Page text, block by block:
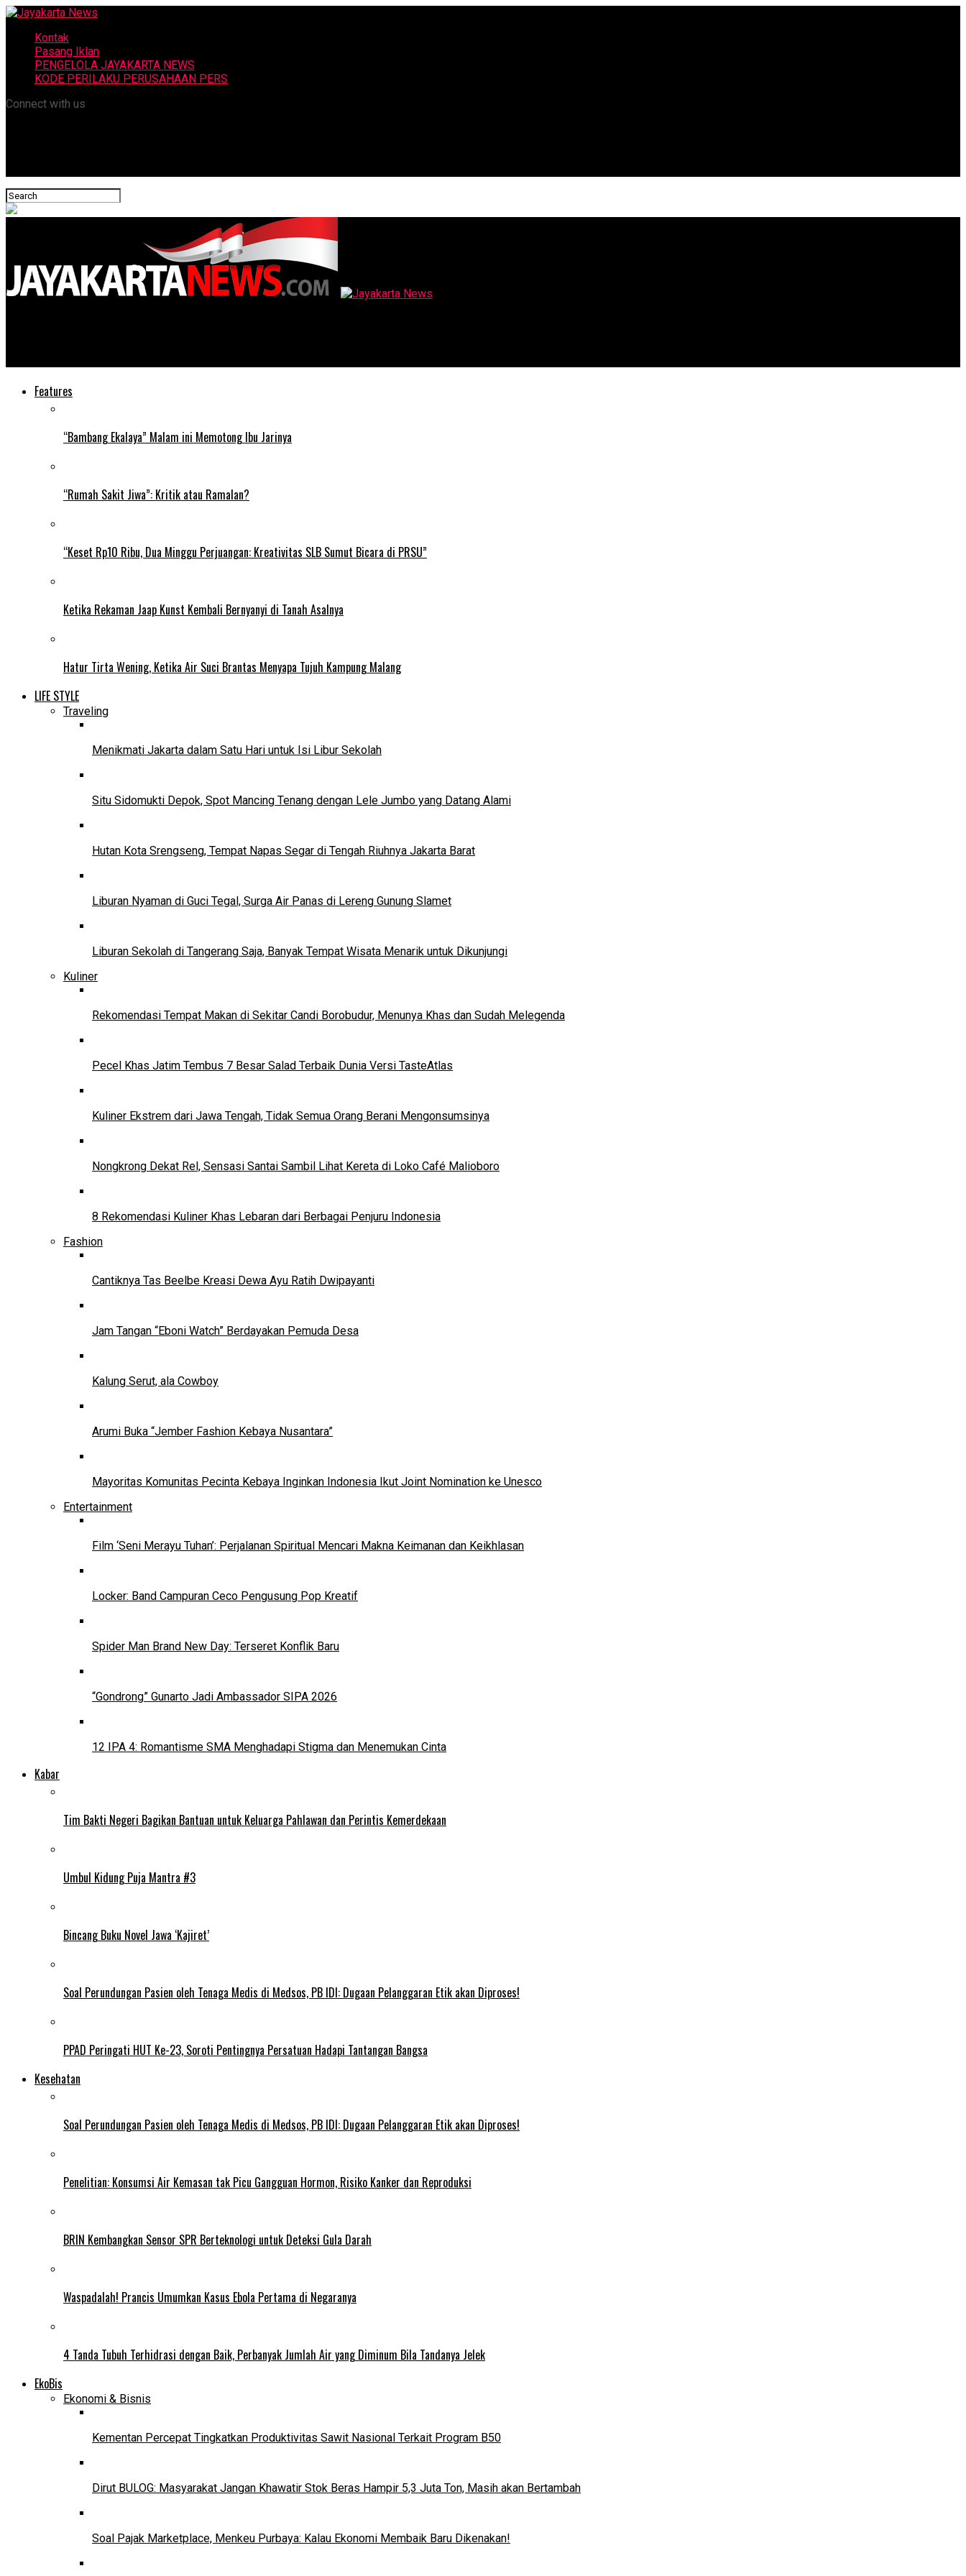
Kontak
Pasang Iklan
PENGELOLA JAYAKARTA NEWS
KODE PERILAKU PERUSAHAAN PERS
Connect with us
Features
“Bambang Ekalaya” Malam ini Memotong Ibu Jarinya
“Rumah Sakit Jiwa”: Kritik atau Ramalan?
“Keset Rp10 Ribu, Dua Minggu Perjuangan: Kreativitas SLB Sumut Bicara di PRSU”
Ketika Rekaman Jaap Kunst Kembali Bernyanyi di Tanah Asalnya
Hatur Tirta Wening, Ketika Air Suci Brantas Menyapa Tujuh Kampung Malang
LIFE STYLE
Traveling
Menikmati Jakarta dalam Satu Hari untuk Isi Libur Sekolah
Situ Sidomukti Depok, Spot Mancing Tenang dengan Lele Jumbo yang Datang Alami
Hutan Kota Srengseng, Tempat Napas Segar di Tengah Riuhnya Jakarta Barat
Liburan Nyaman di Guci Tegal, Surga Air Panas di Lereng Gunung Slamet
Liburan Sekolah di Tangerang Saja, Banyak Tempat Wisata Menarik untuk Dikunjungi
Kuliner
Rekomendasi Tempat Makan di Sekitar Candi Borobudur, Menunya Khas dan Sudah Melegenda
Pecel Khas Jatim Tembus 7 Besar Salad Terbaik Dunia Versi TasteAtlas
Kuliner Ekstrem dari Jawa Tengah, Tidak Semua Orang Berani Mengonsumsinya
Nongkrong Dekat Rel, Sensasi Santai Sambil Lihat Kereta di Loko Café Malioboro
8 Rekomendasi Kuliner Khas Lebaran dari Berbagai Penjuru Indonesia
Fashion
Cantiknya Tas Beelbe Kreasi Dewa Ayu Ratih Dwipayanti
Jam Tangan “Eboni Watch” Berdayakan Pemuda Desa
Kalung Serut, ala Cowboy
Arumi Buka “Jember Fashion Kebaya Nusantara”
Mayoritas Komunitas Pecinta Kebaya Inginkan Indonesia Ikut Joint Nomination ke Unesco
Entertainment
Film ‘Seni Merayu Tuhan’: Perjalanan Spiritual Mencari Makna Keimanan dan Keikhlasan
Locker: Band Campuran Ceco Pengusung Pop Kreatif
Spider Man Brand New Day: Terseret Konflik Baru
“Gondrong” Gunarto Jadi Ambassador SIPA 2026
12 IPA 4: Romantisme SMA Menghadapi Stigma dan Menemukan Cinta
Kabar
Tim Bakti Negeri Bagikan Bantuan untuk Keluarga Pahlawan dan Perintis Kemerdekaan
Umbul Kidung Puja Mantra #3
Bincang Buku Novel Jawa ‘Kajiret’
Soal Perundungan Pasien oleh Tenaga Medis di Medsos, PB IDI: Dugaan Pelanggaran Etik akan Diproses!
PPAD Peringati HUT Ke-23, Soroti Pentingnya Persatuan Hadapi Tantangan Bangsa
Kesehatan
Soal Perundungan Pasien oleh Tenaga Medis di Medsos, PB IDI: Dugaan Pelanggaran Etik akan Diproses!
Penelitian: Konsumsi Air Kemasan tak Picu Gangguan Hormon, Risiko Kanker dan Reproduksi
BRIN Kembangkan Sensor SPR Berteknologi untuk Deteksi Gula Darah
Waspadalah! Prancis Umumkan Kasus Ebola Pertama di Negaranya
4 Tanda Tubuh Terhidrasi dengan Baik, Perbanyak Jumlah Air yang Diminum Bila Tandanya Jelek
EkoBis
Ekonomi & Bisnis
Kementan Percepat Tingkatkan Produktivitas Sawit Nasional Terkait Program B50
Dirut BULOG: Masyarakat Jangan Khawatir Stok Beras Hampir 5,3 Juta Ton, Masih akan Bertambah
Soal Pajak Marketplace, Menkeu Purbaya: Kalau Ekonomi Membaik Baru Dikenakan!